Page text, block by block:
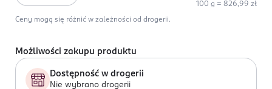
100 g = 826,99 zł
Ceny mogą się różnić w zależności od drogerii.
Możliwości zakupu produktu
Dostępność w drogerii
Nie wybrano drogerii